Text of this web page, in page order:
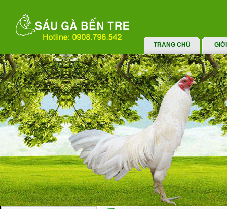
TRANG CHỦ